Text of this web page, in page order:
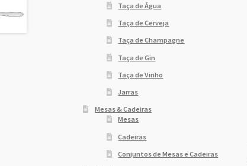
Taça de Água
Taça de Cerveja
Taça de Champagne
Taça de Gin
Taça de Vinho
Jarras
Mesas & Cadeiras
Mesas
Cadeiras
Conjuntos de Mesas e Cadeiras